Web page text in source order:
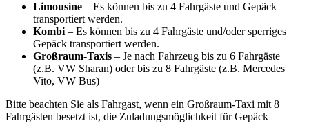
Limousine – Es können bis zu 4 Fahrgäste und Gepäck
transportiert werden.
Kombi – Es können bis zu 4 Fahrgäste und/oder sperriges
Gepäck transportiert werden.
Großraum-Taxis – Je nach Fahrzeug bis zu 6 Fahrgäste
(z.B. VW Sharan) oder bis zu 8 Fahrgäste (z.B. Mercedes
Vito, VW Bus)
Bitte beachten Sie als Fahrgast, wenn ein Großraum-Taxi mit 8
Fahrgästen besetzt ist, die Zuladungsmöglichkeit für Gepäck